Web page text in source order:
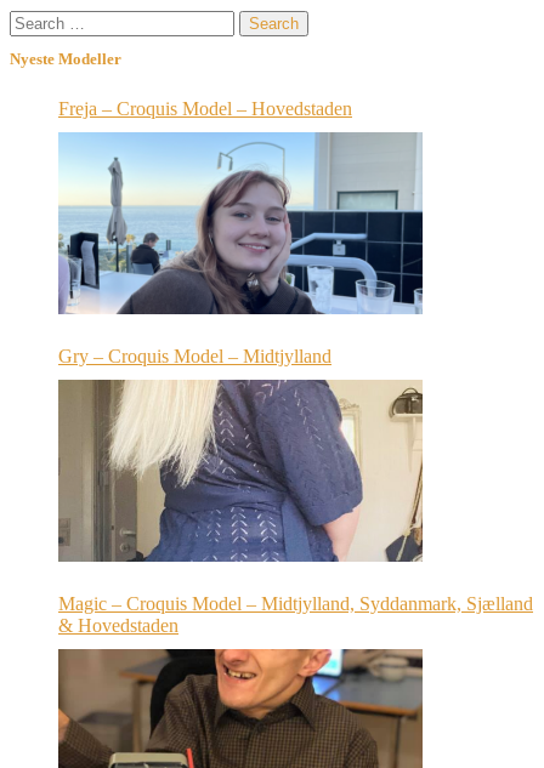
Search
for:
Nyeste Modeller
Freja – Croquis Model – Hovedstaden
Gry – Croquis Model – Midtjylland
Magic – Croquis Model – Midtjylland, Syddanmark, Sjælland
& Hovedstaden